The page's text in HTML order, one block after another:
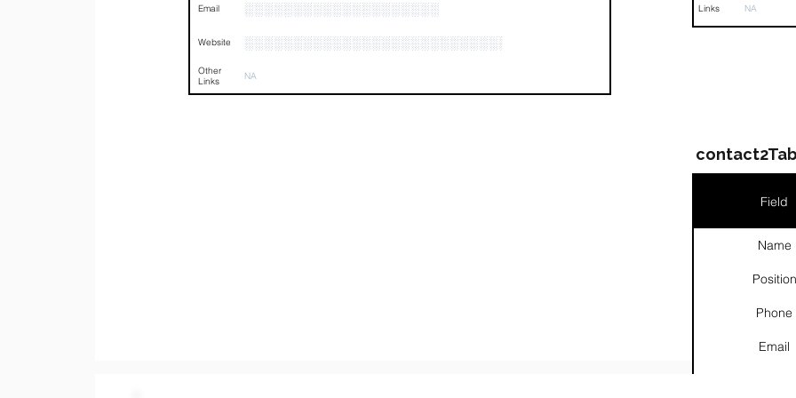
Email ░░░░░░░░░░░░░░░░░░░░
Website
Other
Links
NA
Links NA
Field
Name
Position
Phone
Email